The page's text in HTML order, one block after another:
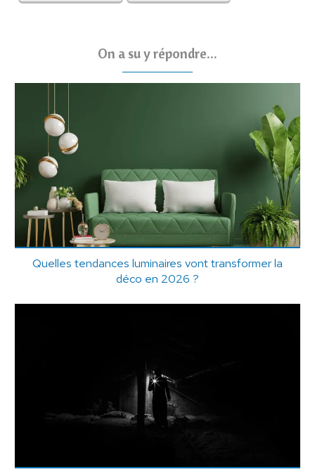
On a su y répondre...
Quelles tendances luminaires vont transformer la
déco en 2026 ?